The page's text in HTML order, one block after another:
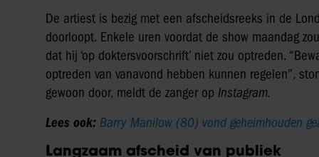
De artiest is bezig met een afscheidsreeks in de
doorloopt. Enkele uren voordat de show maandag
dat hij ‘op doktersvoorschrift’ niet zou optreden.
optreden van vanavond hebben kunnen regelen”,
gewoon door, meldt de zanger op Instagram.
Lees ook: Barry Manilow (80) vond geheimhouden
Langzaam afscheid van publiek